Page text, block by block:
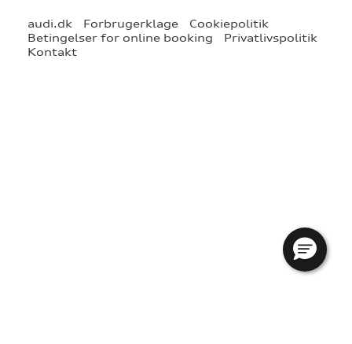
audi.dk Forbrugerklage
Cookiepolitik
Betingelser for online booking
Privatlivspolitik
Kontakt